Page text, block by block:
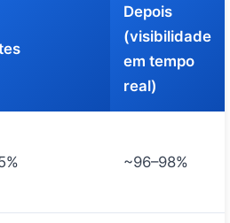
Depois
(visibilidade
em tempo
real)
~96–98%